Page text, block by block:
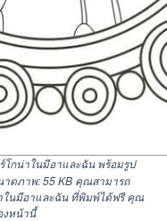
โกน่าในมีอาและฉัน พร้อมรูป
าดภาพ: 55 KB คุณสามารถ
ในมีอาและฉัน ที่พิมพ์ได้ฟรี คุณ
งหน้านี้